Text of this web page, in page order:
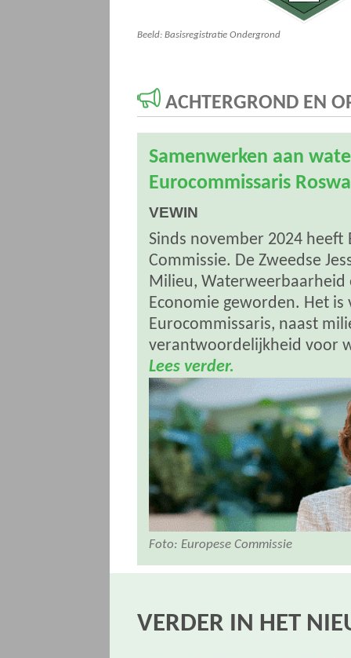
Beeld: Basisregistratie Ondergrond
ACHTERGROND EN
Samenwerken aan
Eurocommissaris
VEWIN
Sinds november 2024 heeft
Commissie. De Zweedse
Milieu, Waterweerbaarheid
Economie geworden. Het
Eurocommissaris, naast
verantwoordelijkheid voor
Lees verder.
Foto: Europese Commissie
VERDER IN HET